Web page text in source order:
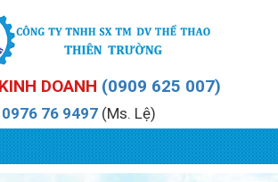
DOANH (0909 625 007)
0976 76 9497(Ms. Lệ)